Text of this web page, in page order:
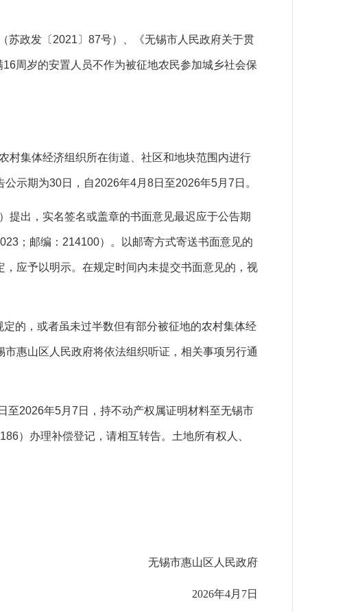
苏政发〔 2021 〕87号）、《无锡市人民政府关于贯
16周岁的安置人员不作为被征地农民参加城乡社会保
村集体经济组织所在街道、社区和地块范围内进行
公示期为30日，自2026年4月 8日至2026年5月 7 日。
提出，实名签名或盖章的书面意见最迟应于公告期
；邮编： 214100）。以邮寄方式寄送书面意见的
应予以明示。在规定时间内未提交书面意见的，视
的，或者虽未过半数但有部分被征地的农村集体经
惠山区人民政府将依法组织听证，相关事项另行通
日至2026年5月7 日，持不动产权属证明材料至无锡市
）办理补偿登记，请相互转告。土地所有权人、
无锡市惠山区人民政府
2026年4月 7日